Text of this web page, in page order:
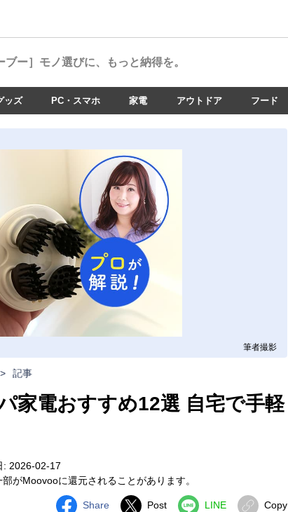
ブー］ モノ選びに、もっと納得を。
ッズ PC・スマホ 家電 アウトドア フード
筆者撮影
> 記事
家電おすすめ12選 自宅で手軽
: 2026-02-17
がMoovooに還元されることがあります。
Share Post LINE Copy